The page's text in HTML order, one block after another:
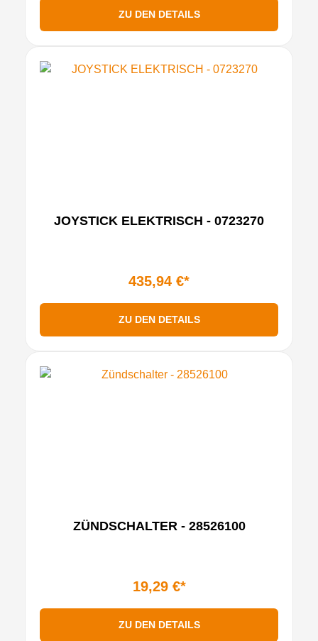
ZU DEN DETAILS
JOYSTICK ELEKTRISCH - 0723270
435,94 €*
ZU DEN DETAILS
ZÜNDSCHALTER - 28526100
19,29 €*
ZU DEN DETAILS